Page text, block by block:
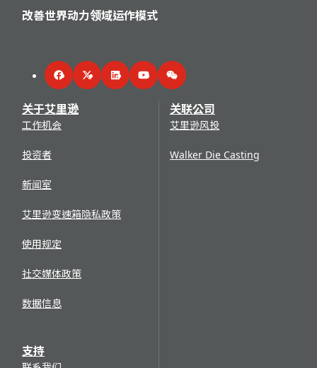
改善世界动力领域运作模式
FacebookTwitterLinkedInYouTubeWeChat
关于艾里逊
工作机会
投资者
新闻室
艾里逊变速箱隐私政策
使用规定
社交媒体政策
数据信息
支持
关联公司
艾里逊风投
Walker Die Casting